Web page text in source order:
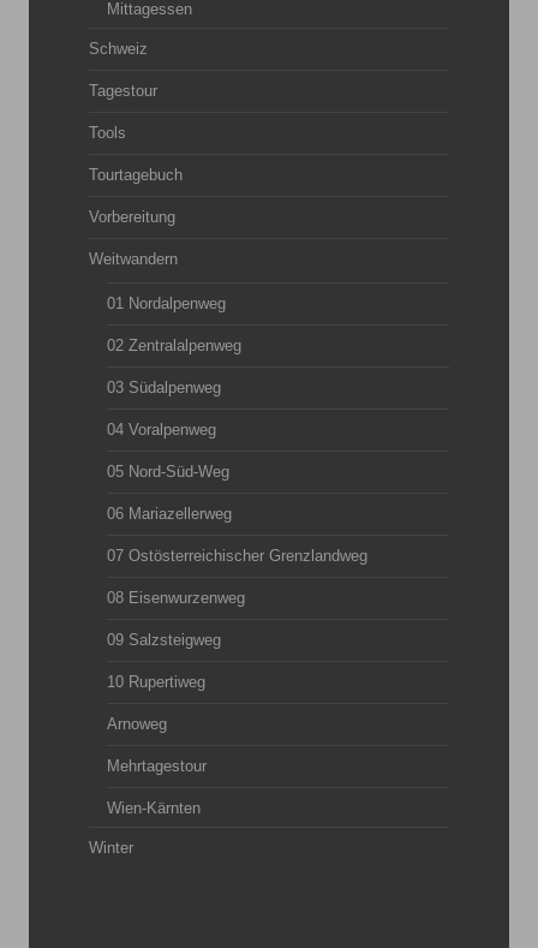
Mittagessen
Schweiz
Tagestour
Tools
Tourtagebuch
Vorbereitung
Weitwandern
01 Nordalpenweg
02 Zentralalpenweg
03 Südalpenweg
04 Voralpenweg
05 Nord-Süd-Weg
06 Mariazellerweg
07 Ostösterreichischer Grenzlandweg
08 Eisenwurzenweg
09 Salzsteigweg
10 Rupertiweg
Arnoweg
Mehrtagestour
Wien-Kärnten
Winter